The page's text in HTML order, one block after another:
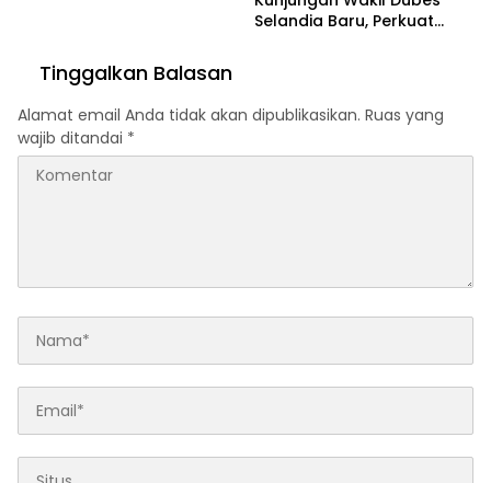
Selandia Baru, Perkuat
Tinggalkan Balasan
Alamat email Anda tidak akan dipublikasikan. Ruas yang
wajib ditandai *